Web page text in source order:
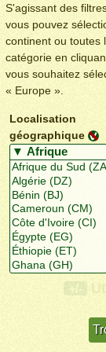
S'agissant des
vous pouvez
continent ou toutes
catégorie en
vous souhaitez
« Europe ».
Localisation
géographique
+/-